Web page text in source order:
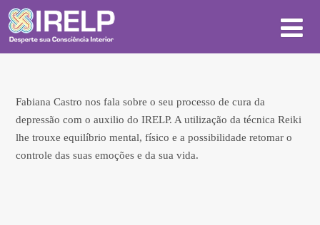
Fabiana Castro nos fala sobre o seu processo de cura da
depressão com o auxilio do IRELP. A utilização da técnica Reiki
lhe trouxe equilíbrio mental, físico e a possibilidade retomar o
controle das suas emoções e da sua vida.